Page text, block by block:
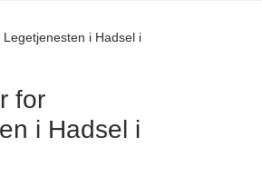
i Hadsel i
for
i Hadsel i